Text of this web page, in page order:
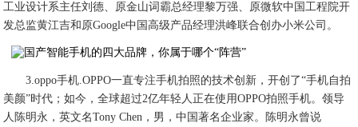
工业设计系主任刘德、原金山词霸总经理黎万强、原微软中国工程院开
发总监黄江吉和原Google中国高级产品经理洪峰联合创办小米公司。
3.oppo手机.OPPO一直专注手机拍照的技术创新，开创了“手机自拍
美颜”时代；如今，全球超过2亿年轻人正在使用OPPO拍照手机。领导
人陈明永，英文名Tony Chen，男，中国著名企业家。陈明永曾说